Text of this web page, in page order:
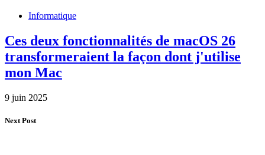
Informatique
Ces deux fonctionnalités de macOS 26
transformeraient la façon dont j'utilise
mon Mac
9 juin 2025
Next Post